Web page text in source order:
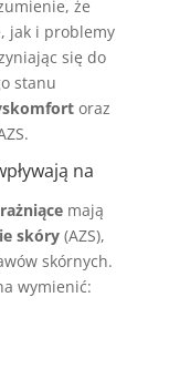
że
jak i problemy
się do
stanu
oraz
na
mają
skóry(AZS),
skórnych.
wymienić: